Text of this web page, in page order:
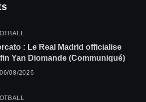
: Le Real Madrid officialise
Yan Diomande (Communiqué)
06/08/2026